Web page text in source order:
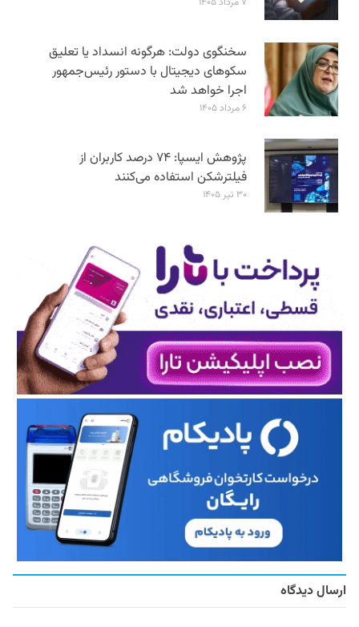
سخنگوی دولت: هرگونه انسداد یا تعلیق
سکوهای دیجیتال با دستور رئیس‌جمهور
اجرا خواهد شد
۶ مرداد ۱۴۰۵
پژوهش ایسپا: ۷۴ درصد کاربران از
فیلترشکن استفاده می‌کنند
۳۰ تیر ۱۴۰۵
ارسال دیدگاه